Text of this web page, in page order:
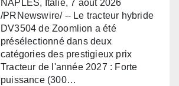
NAPLES, Italie, 7 août 2026
/PRNewswire/ -- Le tracteur hybride
DV3504 de Zoomlion a été
présélectionné dans deux
catégories des prestigieux prix
Tracteur de l'année 2027 : Forte
puissance (300…